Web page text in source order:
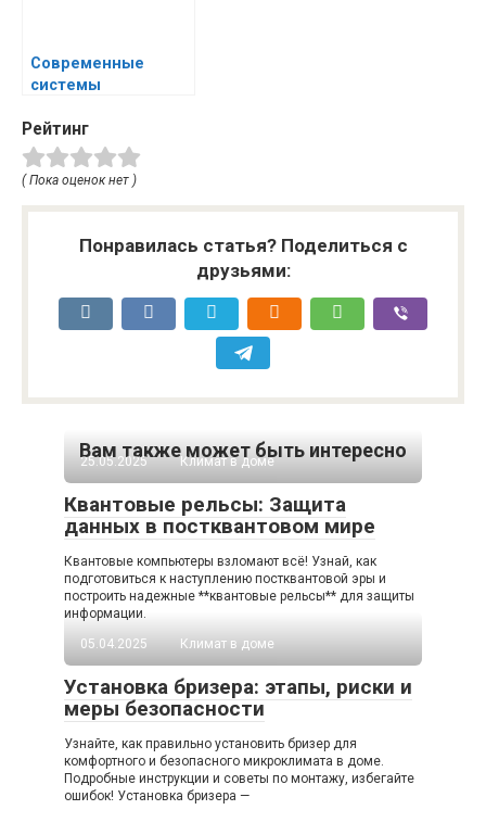
Современные
системы
комфорту и
экономии
Рейтинг
( Пока оценок нет )
Понравилась статья? Поделиться с
друзьями:
Вам также может быть интересно
25.05.2025 Климат в доме
Квантовые рельсы: Защита
данных в постквантовом мире
Квантовые компьютеры взломают всё! Узнай, как
подготовиться к наступлению постквантовой эры и
построить надежные **квантовые рельсы** для защиты
информации.
05.04.2025
Климат в доме
Установка бризера: этапы, риски и
меры безопасности
Узнайте, как правильно установить бризер для
комфортного и безопасного микроклимата в доме.
Подробные инструкции и советы по монтажу, избегайте
ошибок! Установка бризера —